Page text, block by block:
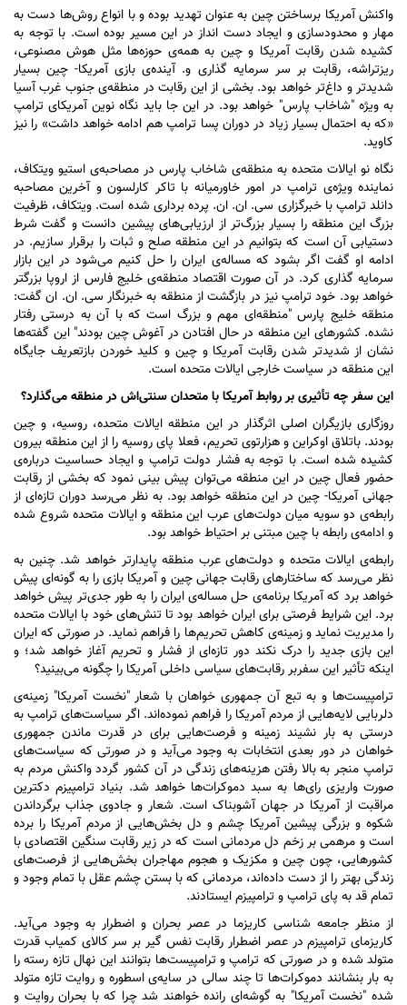
واکنش آمریکا برساختن چین به عنوان تهدید بوده و با انواع روش‌ها دست به
مهار و محدودسازی و ایجاد دست انداز در این مسیر بوده است. با توجه به
کشیده شدن رقابت آمریکا و چین به همه‌ی حوزه‌ها مثل هوش مصنوعی،
ریزتراشه، رقابت بر سر سرمایه گذاری و. آینده‌ی بازی آمریکا- چین بسیار
شدیدتر و داغ‌تر خواهد بود. بخشی از این رقابت در منطقه‌ی جنوب غرب آسیا
به ویژه "شاخاب پارس" خواهد بود. در این جا باید نگاه نوین آمریکای ترامپ
«که به احتمال بسیار زیاد در دوران پسا ترامپ هم ادامه خواهد داشت» را نیز
کاوید.
نگاه نو ایالات متحده به منطقه‌ی شاخاب پارس در مصاحبه‌ی استیو ویتکاف،
نماینده ویژه‌ی ترامپ در امور خاورمیانه با تاکر کارلسون و آخرین مصاحبه
دانلد ترامپ با خبرگزاری سی. ان. ان. پرده برداری شده است. ویتکاف، ظرفیت
بزرگ این منطقه را بسیار بزرگ‌تر از ارزیابی‌های پیشین دانست و گفت شرط
دستیابی آن است که بتوانیم در این منطقه صلح و ثبات را برقرار سازیم. در
ادامه او گفت اگر بشود که مساله‌ی ایران را حل کنیم می‌شود در این بازار
سرمایه گذاری کرد. در آن صورت اقتصاد منطقه‌ی خلیج فارس از اروپا بزرگتر
خواهد بود. خود ترامپ نیز در بازگشت از منطقه به خبرنگار سی. ان. ان گفت:
منطقه خلیج پارس "منطقه‌ای مهم و بزرگ است که با آن به درستی رفتار
نشده. کشور‌های این منطقه در حال افتادن در آغوش چین بودند" این گفته‌ها
نشان از شدیدتر شدن رقابت آمریکا و چین و کلید خوردن بازتعریف جایگاه
این منطقه در سیاست خارجی ایالات متحده است.
این سفر چه تأثیری بر روابط آمریکا با متحدان سنتی‌اش در منطقه می‌گذارد؟
روزگاری بازیگران اصلی اثرگذار در این منطقه ایالات متحده، روسیه، و چین
بودند. باتلاق اوکراین و هزارتوی تحریم، فعلا پای روسیه را از این منطقه بیرون
کشیده شده است. با توجه به فشار دولت ترامپ و ایجاد حساسیت درباره‌ی
حضور فعال چین در این منطقه می‌توان پیش بینی نمود که بخشی از رقابت
جهانی آمریکا- چین در این منطقه خواهد بود. به نظر می‌رسد دوران تازه‌ای از
رابطه‌ی دو سویه میان دولت‌های عرب این منطقه و ایالات متحده شروع شده
و ادامه‌ی رابطه با چین مبتنی بر احتیاط خواهد بود.
رابطه‌ی ایالات متحده و دولت‌های عرب منطقه پایدارتر خواهد شد. چنین به
نظر می‌رسد که ساختار‌های رقابت جهانی چین و آمریکا بازی را به گونه‌ای پیش
خواهد برد که آمریکا برنامه‌ی حل مساله‌ی ایران را به طور جدی‌تر پیش خواهد
برد. این شرایط فرصتی برای ایران خواهد بود تا تنش‌های خود با ایالات متحده
را مدیریت نماید و زمینه‌ی کاهش تحریم‌ها را فراهم نماید. در صورتی که ایران
این بازی جدید را درک نکند دور تازه‌ای از فشار و تحریم آغاز خواهد شد؛ و
اینکه تأثیر این سفربر رقابت‌های سیاسی داخلی آمریکا را چگونه می‌بینید؟
ترامپیست‌ها و به تبع آن جمهوری خواهان با شعار "نخست آمریکا" زمینه‌ی
دلربایی لایه‌هایی از مردم آمریکا را فراهم نموده‌اند. اگر سیاست‌های ترامپ به
درستی به بار نشیند زمینه و فرصت‌هایی برای در قدرت ماندن جمهوری
خواهان در دور بعدی انتخابات به وجود می‌آید و در صورتی که سیاست‌های
ترامپ منجر به بالا رفتن هزینه‌های زندگی در آن کشور گردد واکنش مردم به
صورت واریزی رای‌ها به سبد دموکرات‌ها خواهد شد. بنیاد ترامپیزم دکترین
مراقبت از آمریکا در جهان آشوبناک است. شعار و جادوی جذاب برگرداندن
شکوه و بزرگی پیشین آمریکا چشم و دل بخش‌هایی از مردم آمریکا را برده
است و مرهمی بر زخم دل مردمانی است که در زیر رقابت سنگین اقتصادی با
کشورهایی، چون چین و مکزیک و هجوم مهاجران بخش‌هایی از فرصت‌های
زندگی بهتر را از دست داده‌اند، مردمانی که با بستن چشم عقل با تمام وجود و
تمام قد به پای ترامپ و ترامپیزم ایستادند.
از منظر جامعه شناسی کاریزما در عصر بحران و اضطرار به وجود می‌آید.
کاریزمای ترامپیزم در عصر اضطرار رقابت نفس گیر بر سر کالای کمیاب قدرت
متولد شده و در صورتی که ترامپ و ترامپیست‌ها بتوانند این نهال تازه رسته را
به بار بنشانند دموکرات‌ها تا چند سالی در سایه‌ی اسطوره و روایت تازه متولد
شده "نخست آمریکا" به گوشه‌ای رانده خواهند شد چرا که با بحران روایت و